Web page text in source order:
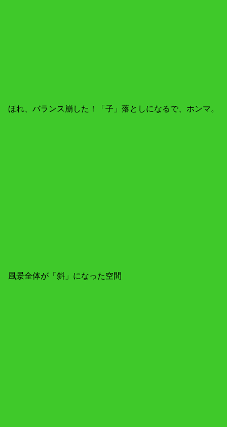
ほれ、バランス崩した！「子」落としになるで、ホンマ。
風景全体が「斜」になった空間